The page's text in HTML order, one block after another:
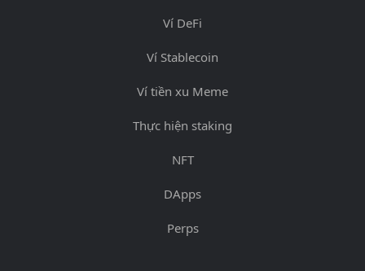
Ví DeFi
Ví Stablecoin
Ví tiền xu Meme
Thực hiện staking
NFT
DApps
Perps